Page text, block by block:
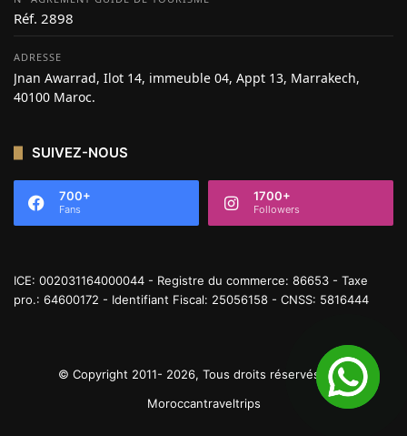
Réf. 2898
ADRESSE
Jnan Awarrad, Ilot 14, immeuble 04, Appt 13, Marrakech,
40100 Maroc.
SUIVEZ-NOUS
700+
Fans
1700+
Followers
ICE: 002031164000044 - Registre du commerce: 86653 - Taxe
pro.: 64600172 - Identifiant Fiscal: 25056158 - CNSS: 5816444
© Copyright 2011- 2026, Tous droits réservés |
Moroccantraveltrips